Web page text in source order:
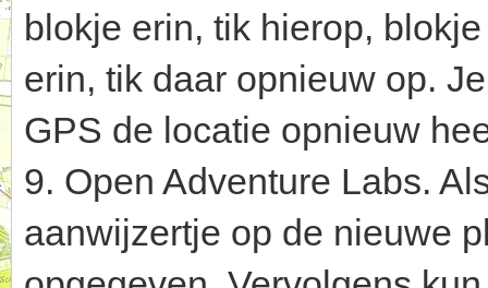
blokje erin, tik hierop,
erin, tik daar opnieuw op.
GPS de locatie opnieuw
9. Open Adventure Labs.
aanwijzertje op de nieuwe